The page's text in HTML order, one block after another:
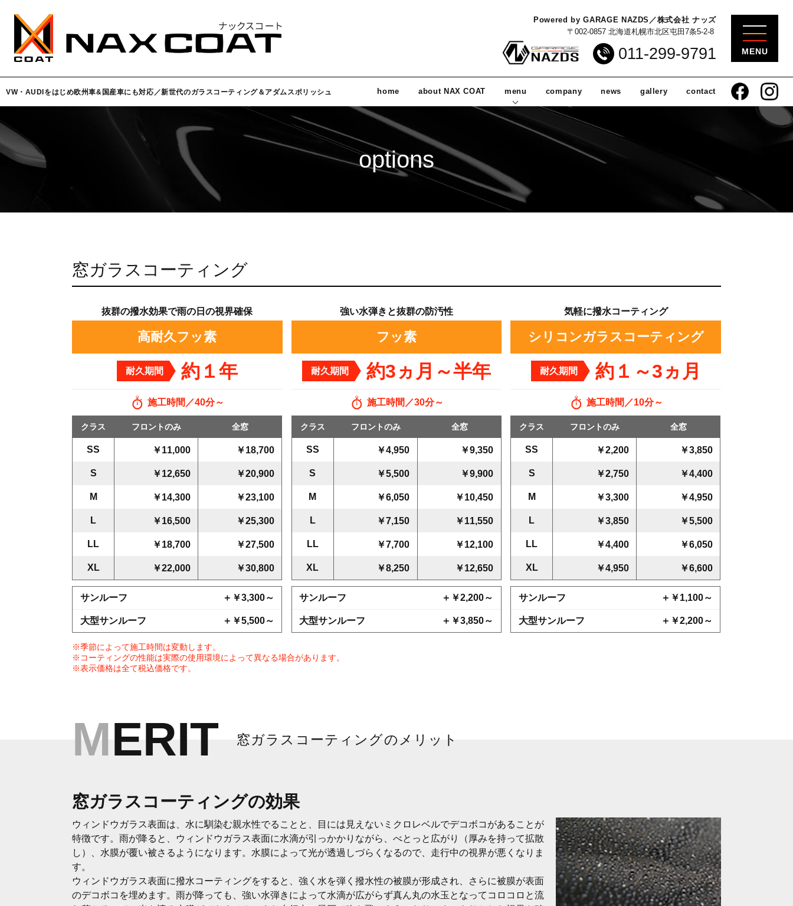
VW・AUDIをはじめ欧州車&国産車にも対応／新世代のガラスコーティング＆アダムスポリッシュ
Powered by GARAGE NAZDS／株式会社 ナッズ
〒002-0857 北海道札幌市北区屯田7条5-2-8
011-299-9791
options
home about NAX COAT menu company news gallery contact
NAX COAT QUARTZ
NAX COAT PRIME
maintenance
窓ガラスコーティング
抜群の撥水効果で雨の日の視界確保
高耐久フッ素
耐久期間 約１年
施工時間 40分～
クラス フロントのみ 全窓
SS ￥11,000 ￥18,700
S ￥12,650 ￥20,900
M ￥14,300 ￥23,100
L ￥16,500 ￥25,300
LL ￥18,700 ￥27,500
XL ￥22,000 ￥30,800
サンルーフ ＋￥3,300～
大型サンルーフ ＋￥5,500～
強い水弾きと抜群の防汚性
フッ素
耐久期間 約3ヵ月～半年
施工時間 30分～
クラス フロントのみ 全窓
SS ￥4,950 ￥9,350
S ￥5,500 ￥9,900
M ￥6,050 ￥10,450
L ￥7,150 ￥11,550
LL ￥7,700 ￥12,100
XL ￥8,250 ￥12,650
サンルーフ ＋￥2,200～
大型サンルーフ ＋￥3,850～
気軽に撥水コーティング
シリコンガラスコーティング
耐久期間 約１～3ヵ月
施工時間 10分～
クラス フロントのみ 全窓
SS ￥2,200 ￥3,850
S ￥2,750 ￥4,400
M ￥3,300 ￥4,950
L ￥3,850 ￥5,500
LL ￥4,400 ￥6,050
XL ￥4,950 ￥6,600
サンルーフ ＋￥1,100～
大型サンルーフ ＋￥2,200～
※季節によって施工時間は変動します。
※コーティングの性能は実際の使用環境によって異なる場合があります。
※表示価格は全て税込価格です。
MERIT 窓ガラスコーティングのメリット
窓ガラスコーティングの効果
ウィンドウガラス表面は、水に馴染む親水性でることと、目には見えないミクロレベルでデコボコがあることが
特徴です。雨が降ると、ウィンドウガラス表面に水滴が引っかかりながら、べとっと広がり（厚みを持って拡散
し）、水膜が覆い被さるようになります。水膜によって光が透過しづらくなるので、走行中の視界が悪くなりま
す。
ウィンドウガラス表面に撥水コーティングをすると、強く水を弾く撥水性の被膜が形成され、さらに被膜が表面
のデコボコを埋めます。雨が降っても、強い水弾きによって水滴が広がらず真ん丸の水玉となってコロコロと流